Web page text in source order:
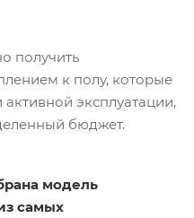
получить
к полу, которые
эксплуатации,
бюджет.
модель
самых